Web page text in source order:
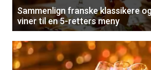
Sammenlign franske klassikere
viner til en 5-retters meny